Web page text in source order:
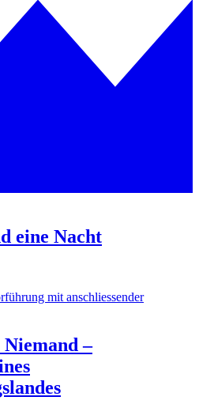
eine Nacht
mit anschliessender
–